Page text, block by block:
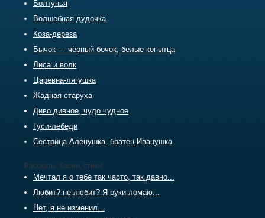
Болтунья
Волшебная дудочка
Коза-дереза
Бычок — чёрный бочок, белые копытца
Лиса и волк
Царевна-лягушка
Жадная старуха
Диво дивное, чудо чудное
Гуси-лебеди
Сестрица Аленушка, братец Иванушка
Рассказы, басни, стихи
Мечтал я о тебе так часто, так давно...
Любит? не любит? Я руки ломаю...
Нет, я не изменил...